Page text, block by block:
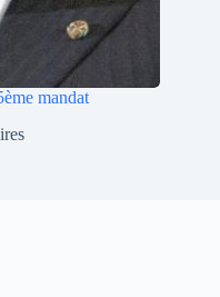
mandat